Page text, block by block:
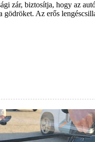
zár, biztosítja, hogy az
Az erős